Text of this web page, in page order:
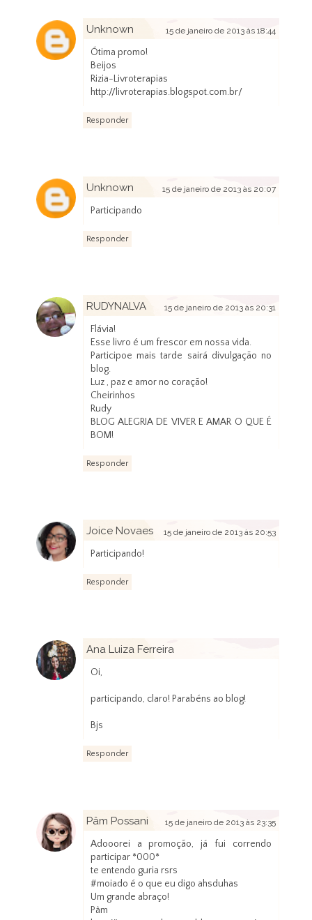
Unknown 15 de janeiro de 2013 às 18:44
Ótima promo!
Beijos
Rizia-Livroterapias
http://livroterapias.blogspot.com.br/
Responder
Unknown 15 de janeiro de 2013 às 20:07
Participando
Responder
RUDYNALVA 15 de janeiro de 2013 às 20:31
Flávia!
Esse livro é um frescor em nossa vida.
Participoe mais tarde sairá divulgação no
blog.
Luz , paz e amor no coração!
Cheirinhos
Rudy
BLOG ALEGRIA DE VIVER E AMAR O QUE É
BOM!
Responder
Joice Novaes 15 de janeiro de 2013 às 20:53
Participando!
Responder
Ana Luiza Ferreira
Oi,
participando, claro! Parabéns ao blog!
Bjs
Responder
Pâm Possani 15 de janeiro de 2013 às 23:35
Adooorei a promoção, já fui correndo
participar *000*
te entendo guria rsrs
#moiado é o que eu digo ahsduhas
Um grande abraço!
Pâm